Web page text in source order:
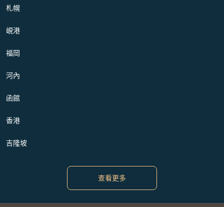
札幌
峴港
福岡
河內
函館
香港
吉隆坡
查看更多